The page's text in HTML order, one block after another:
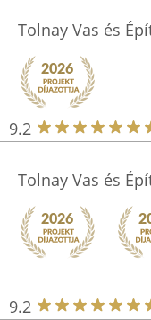
Tolnay Vas és
9.2
Tolnay Vas és
9.2